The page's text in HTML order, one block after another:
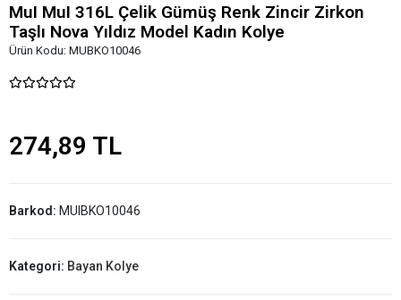
MuI MuI 316L Çelik Gümüş Renk Zincir Zirkon
Taşlı Nova Yıldız Model Kadın Kolye
Ürün Kodu: MUBKO10046
274,89 TL
Barkod: MUIBKO10046
Kategori: Bayan Kolye